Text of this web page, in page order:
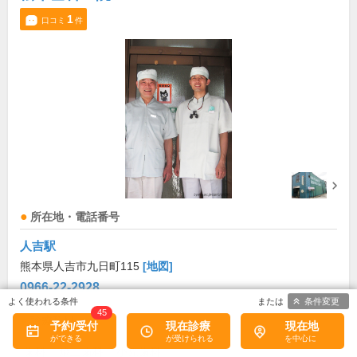
口コミ 1件
所在地・電話番号
人吉駅
熊本県人吉市九日町115 [地図]
0966-22-2928
診療科目
歯科 矯正歯科 小児歯科
予約/受付
45
現在診療 現在地
条件変更